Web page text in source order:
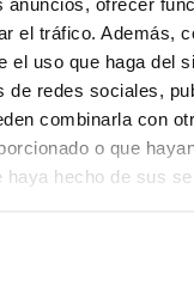
anuncios, ofrecer
el tráfico. Además,
el uso que haga del
de redes sociales,
combinarla con
o que
haya hecho de sus
Astrofísica de
from Robert P.
Thirty Meter Telescope
. During his stay at
La Laguna, he was
Valentín Martínez
capabilities